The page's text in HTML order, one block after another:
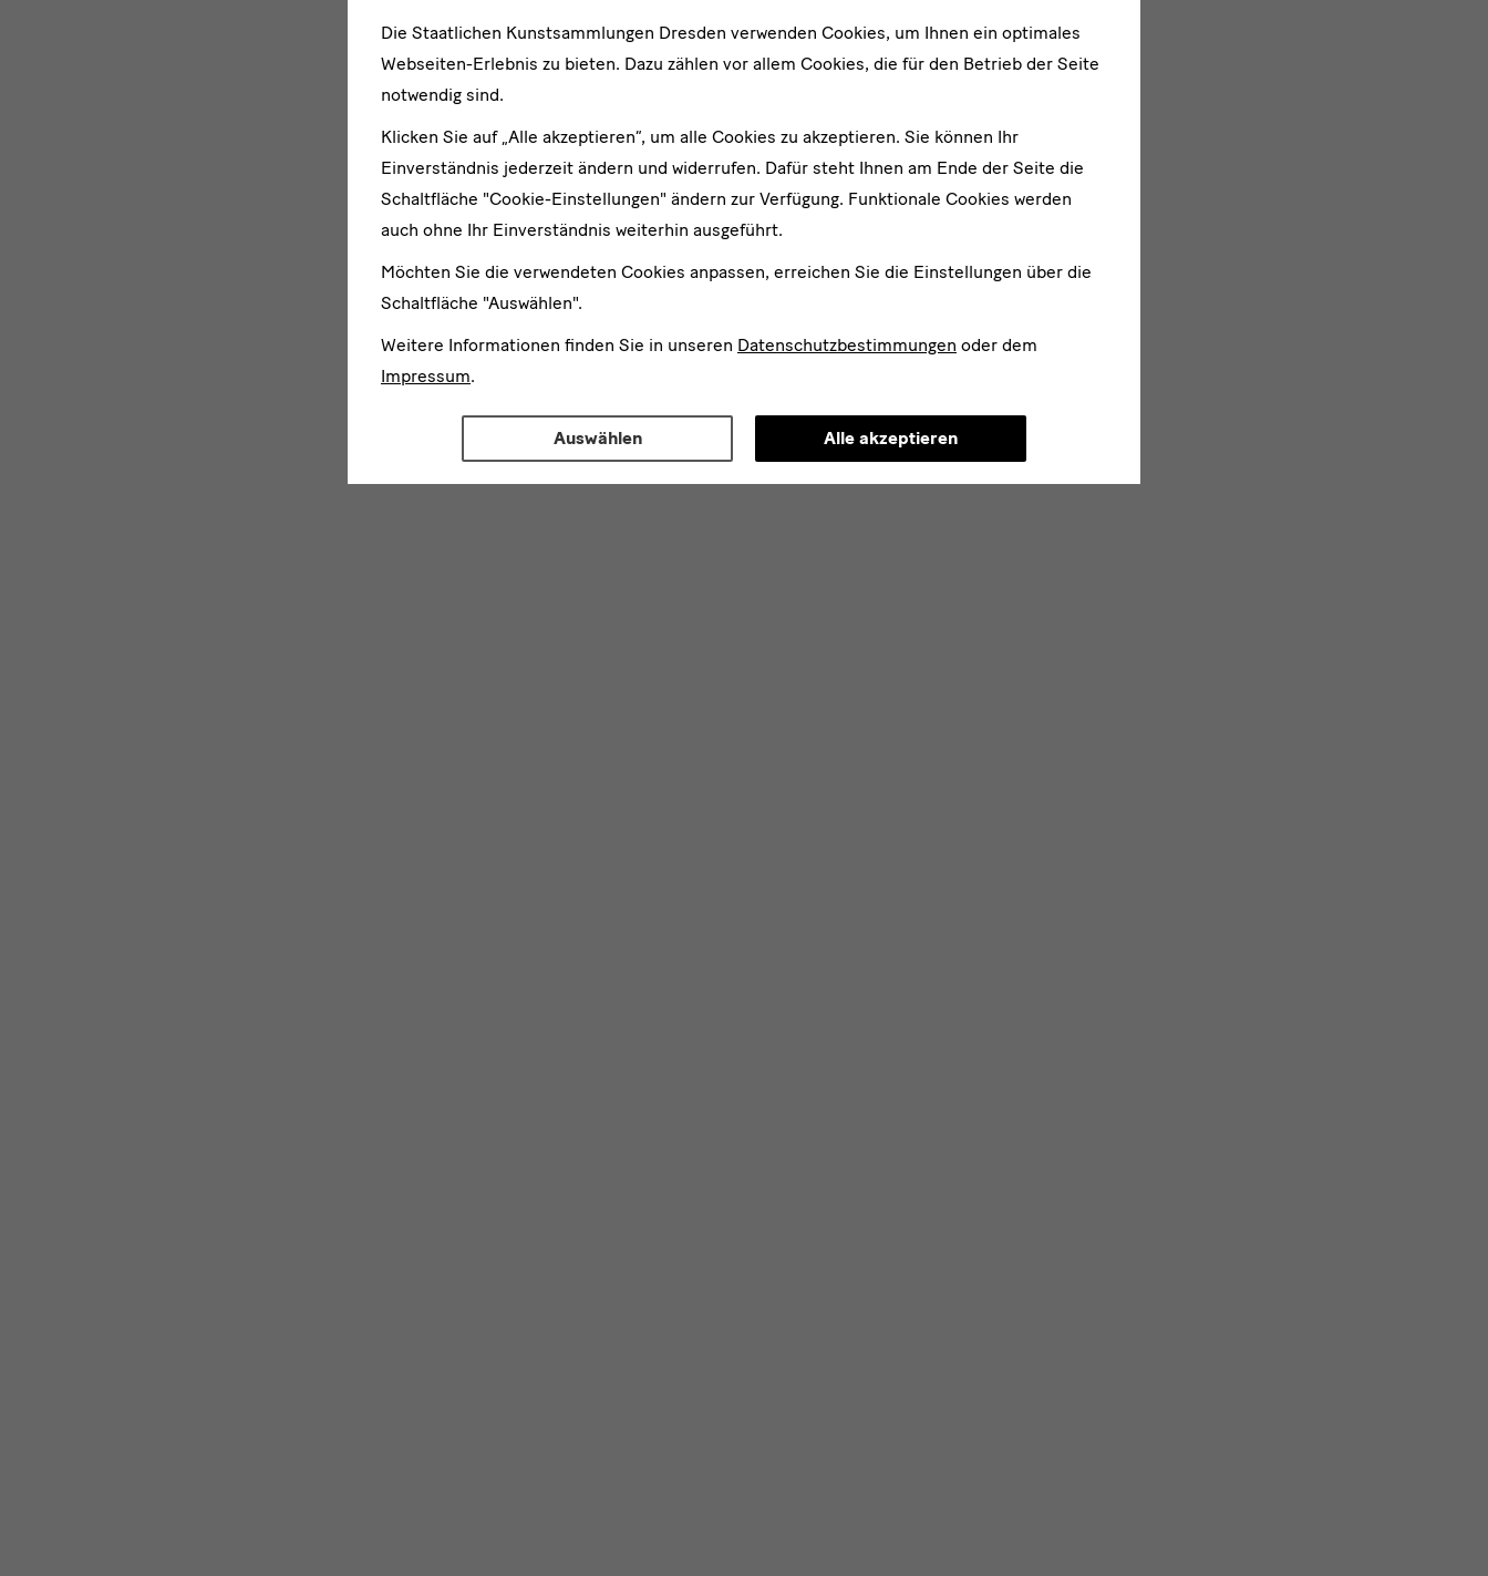
Die Staatlichen Kunstsammlungen Dresden verwenden Cookies, um Ihnen ein optimales
Webseiten-Erlebnis zu bieten. Dazu zählen vor allem Cookies, die für den Betrieb der Seite
notwendig sind.
Klicken Sie auf „Alle akzeptieren“, um alle Cookies zu akzeptieren. Sie können Ihr
Einverständnis jederzeit ändern und widerrufen. Dafür steht Ihnen am Ende der Seite die
Schaltfläche "Cookie-Einstellungen" ändern zur Verfügung. Funktionale Cookies werden
auch ohne Ihr Einverständnis weiterhin ausgeführt.
Möchten Sie die verwendeten Cookies anpassen, erreichen Sie die Einstellungen über die
Schaltfläche "Auswählen".
Weitere Informationen finden Sie in unseren Datenschutzbestimmungen oder dem
Impressum.
Auswählen Alle akzeptieren